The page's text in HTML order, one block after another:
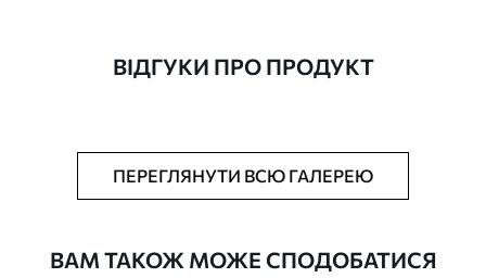
Додатково Можна додати лакове покриття.
ВІДГУКИ ПРО ПРОДУКТ
ПЕРЕГЛЯНУТИ ВСЮ ГАЛЕРЕЮ
ВАМ ТАКОЖ МОЖЕ СПОДОБАТИСЯ